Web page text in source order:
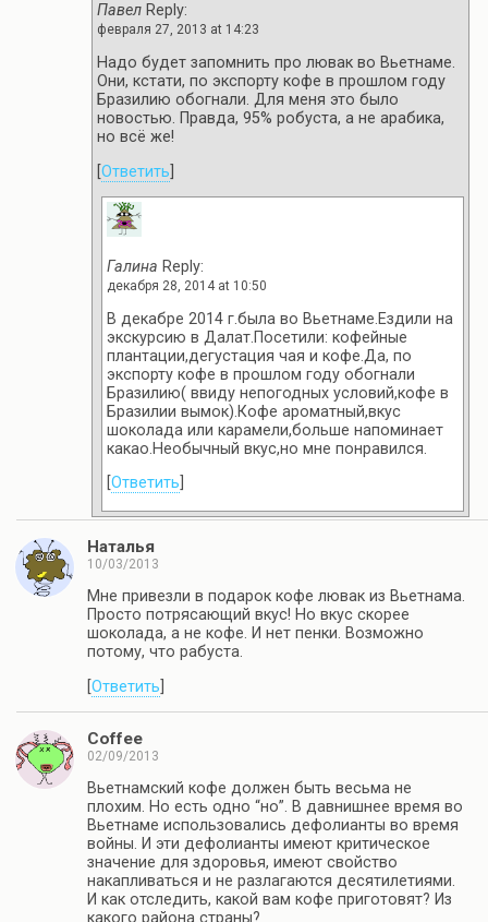
Павел Reply:
февраля 27, 2013 at 14:23
Надо будет запомнить про лювак во Вьетнаме.
Они, кстати, по экспорту кофе в прошлом году
Бразилию обогнали. Для меня это было
новостью. Правда, 95% робуста, а не арабика,
но всё же!
Ответить
Галина Reply:
декабря 28, 2014 at 10:50
В декабре 2014 г.была во Вьетнаме.Ездили на
экскурсию в Далат.Посетили: кофейные
плантации,дегустация чая и кофе.Да, по
экспорту кофе в прошлом году обогнали
Бразилию( ввиду непогодных условий,кофе в
Бразилии вымок).Кофе ароматный,вкус
шоколада или карамели,больше напоминает
какао.Необычный вкус,но мне понравился.
Ответить
Наталья
10/03/2013
Мне привезли в подарок кофе лювак из Вьетнама.
Просто потрясающий вкус! Но вкус скорее
шоколада, а не кофе. И нет пенки. Возможно
потому, что рабуста.
Ответить
Coffee
02/09/2013
Вьетнамский кофе должен быть весьма не
плохим. Но есть одно “но”. В давнишнее время во
Вьетнаме использовались дефолианты во время
войны. И эти дефолианты имеют критическое
значение для здоровья, имеют свойство
накапливаться и не разлагаются десятилетиями.
И как отследить, какой вам кофе приготовят? Из